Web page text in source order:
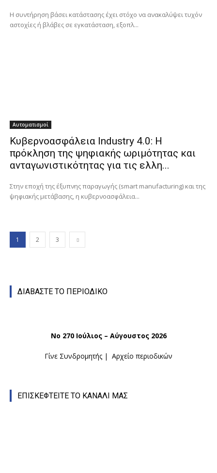
Η συντήρηση βάσει κατάστασης έχει στόχο να ανακαλύψει τυχόν
αστοχίες ή βλάβες σε εγκατάσταση, εξοπλ...
Αυτοματισμοί
Κυβερνοασφάλεια Industry 4.0: Η
πρόκληση της ψηφιακής ωριμότητας και
ανταγωνιστικότητας για τις ελλη...
Στην εποχή της έξυπνης παραγωγής (smart manufacturing) και της
ψηφιακής μετάβασης, η κυβερνοασφάλεια...
1 2 3
ΔΙΑΒΑΣΤΕ ΤΟ ΠΕΡΙΟΔΙΚΟ
Νο 270 Ιούλιος – Αύγουστος 2026
Γίνε Συνδρομητής | Αρχείο περιοδικών
ΕΠΙΣΚΕΦΤΕΙΤΕ ΤΟ ΚΑΝΑΛΙ ΜΑΣ